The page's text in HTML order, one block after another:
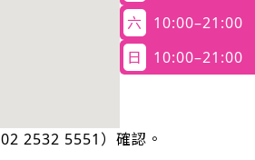
六
10:00–21:00
日
10:00–21:00
02 2532 5551 ）確認。